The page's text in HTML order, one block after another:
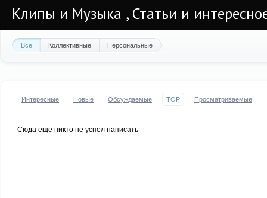
Клипы и Музыка , Статьи и
Все Коллективные Персональные
Интересные Новые Обсуждаемые TOP Просматриваемые
Сюда еще никто не успел написать